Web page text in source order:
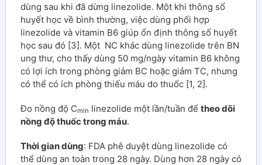
dùng sau khi đã dừng linezolide. Một khi thông số
huyết học về bình thường, việc dùng phối hợp
linezolide và vitamin B6 giúp ổn định thông số huyết
học sau đó [3]. Một NC khác dùng linezolide trên BN
ung thư, cho thấy dùng 50 mg/ngày vitamin B6 không
có lợi ích trong phòng giảm BC hoặc giảm TC, nhưng
có thể có ích phòng thiếu máu do thuốc [1, 2].
Đo nồng độ Cmin linezolide một lần/tuần để theo dõi
nồng độ thuốc trong máu.
Thời gian dùng: FDA phê duyệt dùng linezolide có
thể dùng an toàn trong 28 ngày. Dùng hơn 28 ngày có